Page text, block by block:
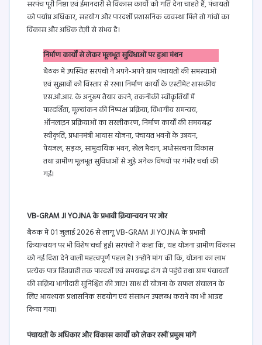
सरपंच पूरी निष्ठा एवं ईमानदारी से विकास कार्यों को गति देना चाहते हैं, पंचायतों
को पर्याप्त अधिकार, सहयोग और पारदर्शी प्रशासनिक व्यवस्था मिले तो गांवों का
विकास और अधिक तेज़ी से संभव है।
निर्माण कार्यों से लेकर मूलभूत सुविधाओं पर हुआ मंथन
बैठक में उपस्थित सरपंचों ने अपने-अपने ग्राम पंचायतों की समस्याओं
एवं सुझावों को विस्तार से रखा। निर्माण कार्यों के एस्टीमेट शासकीय
एस.ओ.आर. के अनुरूप तैयार करने, तकनीकी स्वीकृतियों में
पारदर्शिता, मूल्यांकन की निष्पक्ष प्रक्रिया, विभागीय समन्वय,
ऑनलाइन प्रक्रियाओं का सरलीकरण, निर्माण कार्यों की समयबद्ध
स्वीकृति, प्रधानमंत्री आवास योजना, पंचायत भवनों के उन्नयन,
पेयजल, सड़क, सामुदायिक भवन, खेल मैदान, अधोसंरचना विकास
तथा ग्रामीण मूलभूत सुविधाओं से जुड़े अनेक विषयों पर गंभीर चर्चा की
गई।
VB-GRAM JI YOJNA के प्रभावी क्रियान्वयन पर जोर
बैठक में 01 जुलाई 2026 से लागू VB-GRAM JI YOJNA के प्रभावी
क्रियान्वयन पर भी विशेष चर्चा हुई। सरपंचों ने कहा कि, यह योजना ग्रामीण विकास
को नई दिशा देने वाली महत्वपूर्ण पहल है। उन्होंने मांग की कि, योजना का लाभ
प्रत्येक पात्र हितग्राही तक पारदर्शी एवं समयबद्ध ढंग से पहुंचे तथा ग्राम पंचायतों
की सक्रिय भागीदारी सुनिश्चित की जाए। साथ ही योजना के सफल संचालन के
लिए आवश्यक प्रशासनिक सहयोग एवं संसाधन उपलब्ध कराने का भी आग्रह
किया गया।
पंचायतों के अधिकार और विकास कार्यों को लेकर रखीं प्रमुख मांगें